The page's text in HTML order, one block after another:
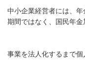
中小企業経営者には、
期間ではなく、国民年金
事業を法人化するまで個